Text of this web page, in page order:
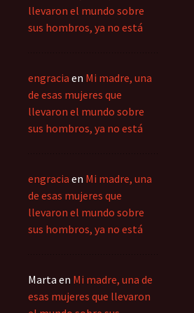
llevaron el mundo sobre
sus hombros, ya no está
engracia en Mi madre, una
de esas mujeres que
llevaron el mundo sobre
sus hombros, ya no está
engracia en Mi madre, una
de esas mujeres que
llevaron el mundo sobre
sus hombros, ya no está
Marta en Mi madre, una de
esas mujeres que llevaron